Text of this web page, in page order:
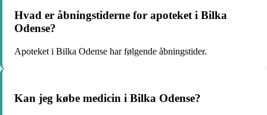
Hvad er åbningstiderne for apoteket i Bilka
Odense?
Apoteket i Bilka Odense har følgende åbningstider.
Kan jeg købe medicin i Bilka Odense?